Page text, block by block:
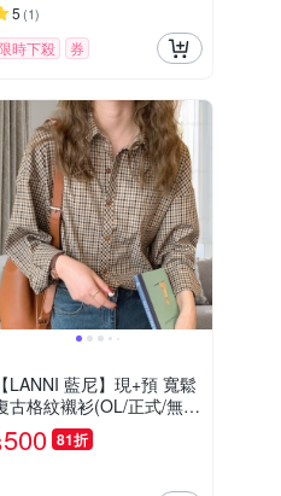
5 (1)
時下殺 券
【LANNI 藍尼】現+預 寬鬆
古格紋襯衫(OL/正式/無印
風)
500 81折